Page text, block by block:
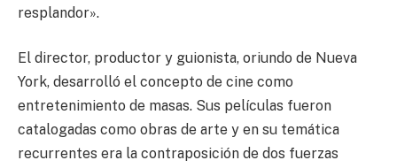
resplandor».
El director, productor y guionista, oriundo de Nueva
York, desarrolló el concepto de cine como
entretenimiento de masas. Sus películas fueron
catalogadas como obras de arte y en su temática
recurrentes era la contraposición de dos fuerzas